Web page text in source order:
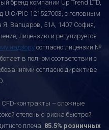
бренд компании Up Trend LTD,
UIC/PIC 121527003, с головным
Я. Вапцаров, 51A, 1407 София,
лицензию и регулируется
надзору согласно лицензии №
в полном соответствии с
согласно директиве
контракты – сложные
степенью риска быстрой
плеча. 85.5% розничных